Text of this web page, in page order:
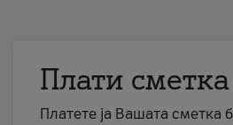
Плати сметка
Платете ја Вашата сметка